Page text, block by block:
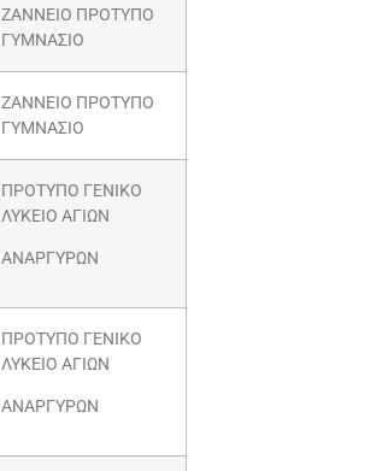
ΖΑΝΝΕΙΟ ΠΡΟΤΥΠΟ
ΓΥΜΝΑΣΙΟ
ΖΑΝΝΕΙΟ ΠΡΟΤΥΠΟ
ΓΥΜΝΑΣΙΟ
ΠΡΟΤΥΠΟ ΓΕΝΙΚΟ
ΛΥΚΕΙΟ ΑΓΙΩΝ
ΑΝΑΡΓΥΡΩΝ
ΠΡΟΤΥΠΟ ΓΕΝΙΚΟ
ΛΥΚΕΙΟ ΑΓΙΩΝ
ΑΝΑΡΓΥΡΩΝ